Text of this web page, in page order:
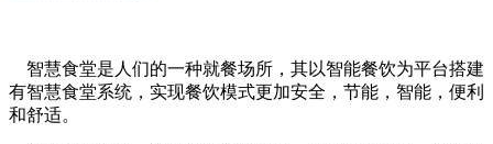
智慧食堂是人们的一种就餐场所，其以智能餐饮为平台搭建
有智慧食堂系统，实现餐饮模式更加安全，节能，智能，便利
和舒适。